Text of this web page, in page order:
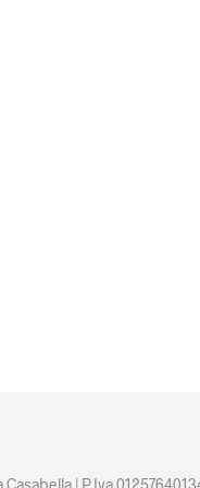
Casabella | P.Iva